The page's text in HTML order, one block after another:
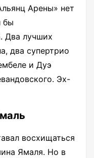
Арены» нет
бы
Два лучших
два супертрио
и Дуэ
Эх-
восхищаться
Ямаля. Но в